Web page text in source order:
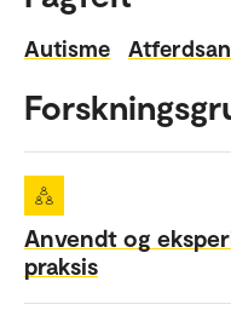
Autisme
Anvendt og
praksis